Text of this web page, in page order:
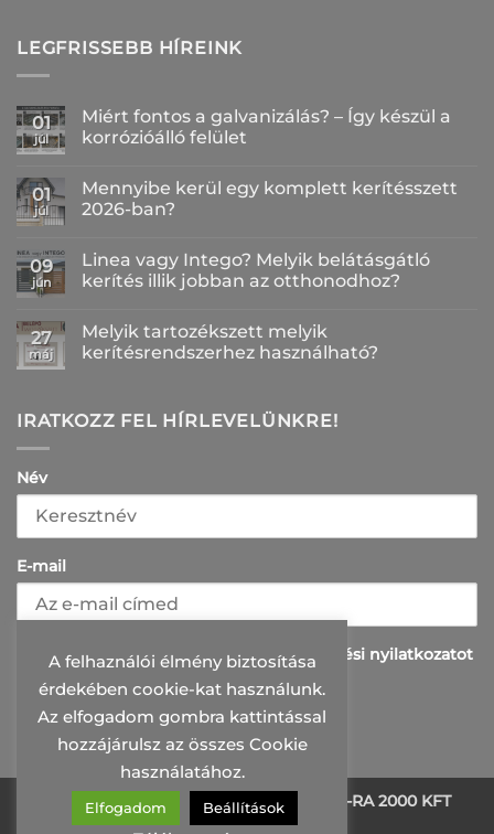
LEGFRISSEBB HÍREINK
01
júl
Miért fontos a galvanizálás? – Így készül a
korrózióálló felület
a(z)
Miért
fontos
Így
készül
felület
bejegyzéshez
01
júl
Mennyibe kerül egy komplett kerítésszett
2026-ban?
a(z)
Mennyibe
kerül
kerítésszett
2026-
ban?
09
jún
Linea vagy Intego? Melyik belátásgátló
kerítés illik jobban az otthonodhoz?
a(z)
Linea
vagy
kerítés
illik
27
máj
Melyik tartozékszett melyik
kerítésrendszerhez használható?
Melyik
tartozékszett
IRATKOZZ FEL HÍRLEVELÜNKRE!
Név
E-mail
Elolvastam és elfogadom az adatkazelési nyilatkozatot
Minden jog fenntartva 2026 © PRI-MO-RA 2000 KFT
A felhaználói élmény biztosítása
érdekében cookie-kat használunk.
Az elfogadom gombra kattintással
hozzájárulsz az összes Cookie
használatához.
Elfogadom Beállítások